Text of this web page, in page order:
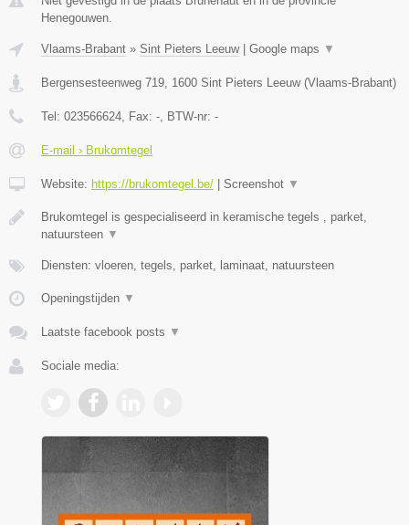
Henegouwen.
Vlaams-Brabant » Sint Pieters Leeuw| Google maps ▼
Bergensesteenweg 719 1600 Sint Pieters Leeuw(Vlaams-Brabant)
Tel: 023566624 , Fax: - , BTW-nr: -
E-mail › Brukomtegel
Website: https://brukomtegel.be/ Screenshot ▼
Brukomtegel is gespecialiseerd in keramische tegels , parket,
natuursteen ▼
Diensten: vloeren, tegels, parket, laminaat, natuursteen
Openingstijden ▼
Laatste facebook posts ▼
Sociale media: